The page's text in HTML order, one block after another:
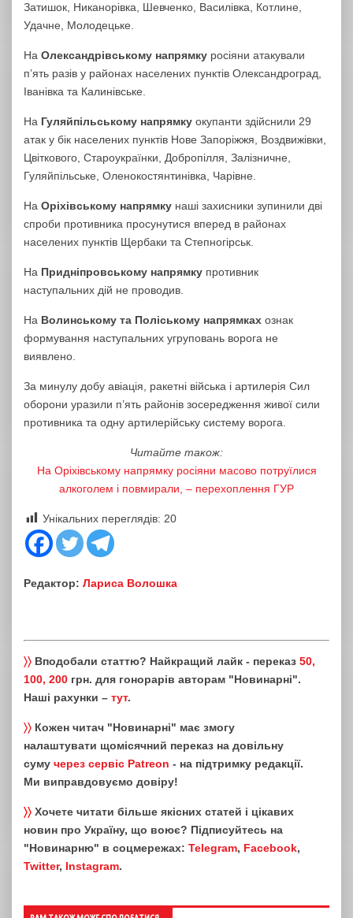
Затишок, Никанорівка, Шевченко, Василівка, Котлине,
Удачне, Молодецьке.
На Олександрівському напрямку росіяни атакували
п’ять разів у районах населених пунктів Олександроград,
Іванівка та Калинівське.
На Гуляйпільському напрямку окупанти здійснили 29
атак у бік населених пунктів Нове Запоріжжя, Воздвижівки,
Цвіткового, Староукраїнки, Добропілля, Залізничне,
Гуляйпільське, Оленокостянтинівка, Чарівне.
На Оріхівському напрямку наші захисники зупинили дві
спроби противника просунутися вперед в районах
населених пунктів Щербаки та Степногірськ.
На Придніпровському напрямку противник
наступальних дій не проводив.
На Волинському та Поліському напрямках ознак
формування наступальних угруповань ворога не
виявлено.
За минулу добу авіація, ракетні війська і артилерія Сил
оборони уразили п’ять районів зосередження живої сили
противника та одну артилерійську систему ворога.
Читайте також:
На Оріхівському напрямку росіяни масово потруїлися
алкоголем і повмирали, – перехоплення ГУР
Унікальних переглядів: 20
Редактор: Лариса Волошка
〉〉 Вподобали статтю? Найкращий лайк - переказ 50,
100, 200 грн. для гонорарів авторам "Новинарні".
Наші рахунки – тут.
〉〉 Кожен читач "Новинарні" має змогу
налаштувати щомісячний переказ на довільну
суму через сервіс Patreon - на підтримку редакції.
Ми виправдовуємо довіру!
〉〉 Хочете читати більше якісних статей і цікавих
новин про Україну, що воює? Підписуйтесь на
"Новинарню" в соцмережах: Telegram, Facebook,
Twitter, Instagram.